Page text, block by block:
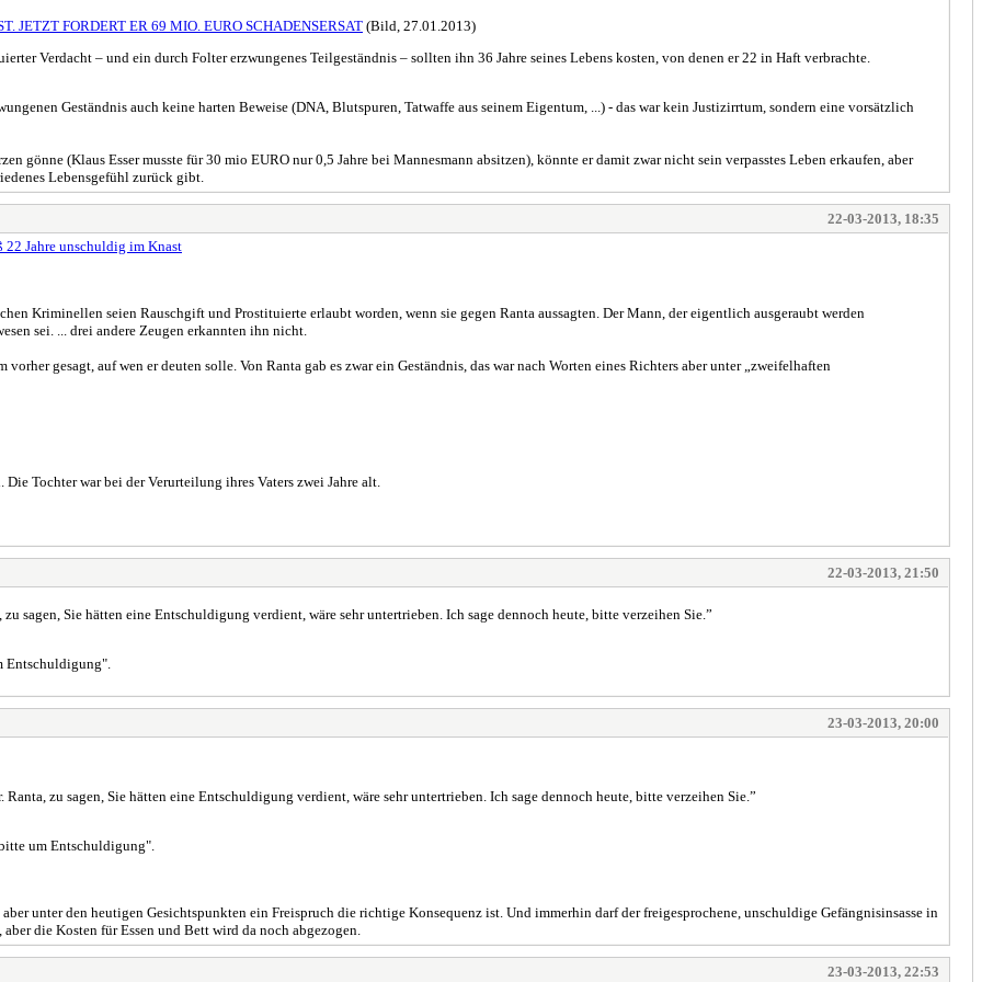
JETZT FORDERT ER 69 MIO. EURO SCHADENSERSAT (Bild, 27.01.2013)
Verdacht – und ein durch Folter erzwungenes Teilgeständnis – sollten ihn 36 Jahre seines Lebens kosten, von denen er 22 in Haft verbrachte.
Geständnis auch keine harten Beweise (DNA, Blutspuren, Tatwaffe aus seinem Eigentum, ...) - das war kein Justizirrtum, sondern eine vorsätzlich
gönne (Klaus Esser musste für 30 mio EURO nur 0,5 Jahre bei Mannesmann absitzen), könnte er damit zwar nicht sein verpasstes Leben erkaufen, aber
Lebensgefühl zurück gibt.
22-03-2013, 18:35
Jahre unschuldig im Knast
Kriminellen seien Rauschgift und Prostituierte erlaubt worden, wenn sie gegen Ranta aussagten. Der Mann, der eigentlich ausgeraubt werden
sei. ... drei andere Zeugen erkannten ihn nicht.
gesagt, auf wen er deuten solle. Von Ranta gab es zwar ein Geständnis, das war nach Worten eines Richters aber unter „zweifelhaften
Tochter war bei der Verurteilung ihres Vaters zwei Jahre alt.
22-03-2013, 21:50
sagen, Sie hätten eine Entschuldigung verdient, wäre sehr untertrieben. Ich sage dennoch heute, bitte verzeihen Sie.”
Entschuldigung".
23-03-2013, 20:00
zu sagen, Sie hätten eine Entschuldigung verdient, wäre sehr untertrieben. Ich sage dennoch heute, bitte verzeihen Sie.”
um Entschuldigung".
unter den heutigen Gesichtspunkten ein Freispruch die richtige Konsequenz ist. Und immerhin darf der freigesprochene, unschuldige Gefängnisinsasse in
die Kosten für Essen und Bett wird da noch abgezogen.
23-03-2013, 22:53